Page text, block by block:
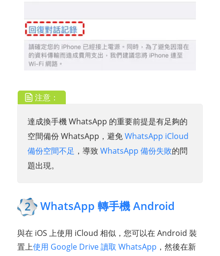
注意：
達成換手機 WhatsApp 的重要前提是有足夠的
空間備份 WhatsApp，避免WhatsApp iCloud
備份空間不足 ，導致WhatsApp 備份失敗的問
題出現。
2 WhatsApp 轉手機 Android
與在 iOS 上使用 iCloud 相似，您可以在 Android 裝
置上使用 Google Drive 讀取 WhatsApp ，然後在新